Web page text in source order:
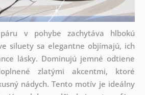
v pohybe zachytáva hlbokú
siluety sa elegantne objímajú, ich
lásky. Dominujú jemné odtiene
zlatými akcentmi, ktoré
nádych. Tento motív je ideálny